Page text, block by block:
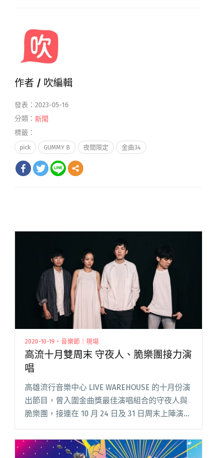
作者 / 吹編輯
發表：2023-05-16
分類： 新聞
標籤：
pick GUMMY B 夜間限定 金曲34
2020-10-19・音樂節｜現場
高流十月雙周末 守夜人、脆樂團接力演
唱
高雄流行音樂中心 LIVE WAREHOUSE 的十月份演
出節目，曾入圍金曲獎最佳演唱組合的守夜人與
脆樂團，接連在 10 月 24 日及 31 日周末上陣演
集活動」及「Crispy 脆樂團《我在黑暗閱讀全文
"高流十月雙周末 守夜人、脆樂團接力演唱"